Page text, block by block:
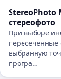
StereoPhoto
стереофото
При выборе
пересеченные
выбранную
програ…